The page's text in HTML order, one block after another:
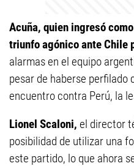
Acuña, quien ingresó
triunfo agónico ante Chile
alarmas en el equipo
pesar de haberse perfilado
encuentro contra Perú, la
Lionel Scaloni, el director
posibilidad de utilizar una
este partido, lo que ahora